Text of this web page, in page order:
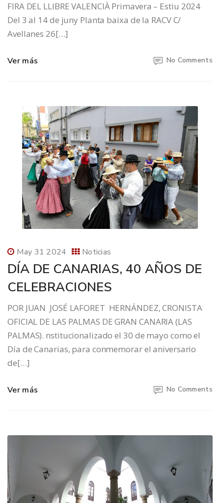
FIRA DEL LLIBRE VALENCIÀ Primavera – Estiu 2024
Del 3 al 14 de juny Planta baixa de la RACV C/
Avellanes 26[…]
Ver más No Comments
May 31 2024 Noticias
DÍA DE CANARIAS, 40 AÑOS DE
CELEBRACIONES
POR JUAN JOSÉ LAFORET HERNÁNDEZ, CRONISTA
OFICIAL DE LAS PALMAS DE GRAN CANARIA (LAS
PALMAS). nstitucionalizado el 30 de mayo como el
Día de Canarias, para conmemorar el aniversario
de[…]
Ver más No Comments